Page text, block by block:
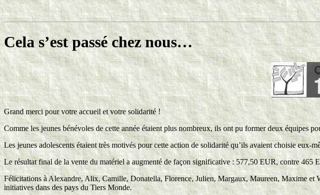
Cela s’est passé chez nous…
Grand merci pour votre accueil et votre solidarité !
Comme les jeunes bénévoles de cette année étaient plus nombreux, ils ont pu former deux équipes
Les jeunes adolescents étaient très motivés pour cette action de solidarité qu’ils avaient choisie eux-
Le résultat final de la vente du matériel a augmenté de façon significative : 577,50 EUR, contre 465
Félicitations à Alexandre, Alix, Camille, Donatella, Florence, Julien, Margaux, Maureen, Maxime et
initiatives dans des pays du Tiers Monde.